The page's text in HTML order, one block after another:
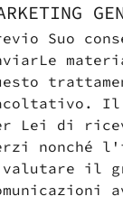
Suo
Il
Lei di
nonché
valutare il